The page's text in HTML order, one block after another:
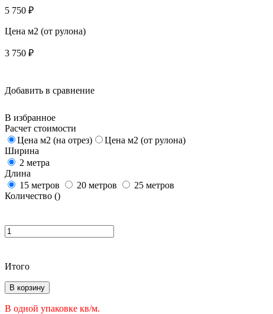
5 750 ₽
Цена м2 (от рулона)
3 750 ₽
Добавить в сравнение
В избранное
Расчет стоимости
Цена м2 (на отрез)
Цена м2 (от рулона)
Ширина
2 метра
Длина
15 метров
20 метров
25 метров
Количество ()
Итого
В корзину
В одной упаковке кв/м.